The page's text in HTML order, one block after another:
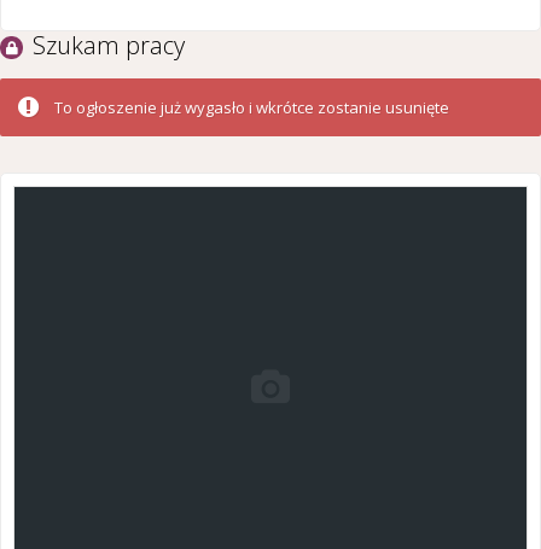
Szukam pracy
To ogłoszenie już wygasło i wkrótce zostanie usunięte